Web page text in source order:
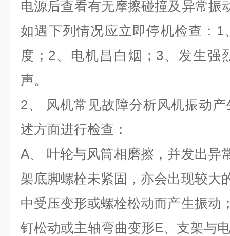
电源后查看有无摩擦碰撞及异常振
如遇下列情况应立即停机检查：1
度；2、电机昌白烟；3、发生强
声。
2、 风机常见故障分析风机振动
述方面进行检查：
A、 叶轮与风筒相磨擦，并发出异
架底脚螺栓未紧固，亦会出现较大
中受压变形或螺栓松动而产生振动
钉松动或主轴弯曲变形E、支架与